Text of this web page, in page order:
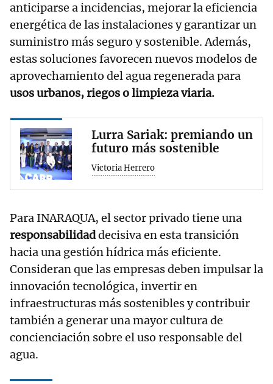
anticiparse a incidencias, mejorar la eficiencia
energética de las instalaciones y garantizar un
suministro más seguro y sostenible. Además,
estas soluciones favorecen nuevos modelos de
aprovechamiento del agua regenerada para
usos urbanos, riegos o limpieza viaria.
Lurra Sariak: premiando un
futuro más sostenible
Victoria Herrero
Para INARAQUA, el sector privado tiene una
responsabilidaddecisiva en esta transición
hacia una gestión hídrica más eficiente.
Consideran que las empresas deben impulsar la
innovación tecnológica, invertir en
infraestructuras más sostenibles y contribuir
también a generar una mayor cultura de
concienciación sobre el uso responsable del
agua.